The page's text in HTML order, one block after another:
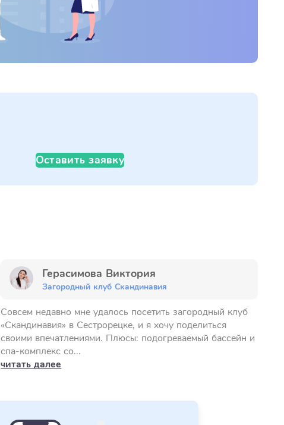
Оставить заявку
Герасимова Виктория
Загородный клуб Скандинавия
Совсем недавно мне удалось посетить загородный клуб
«Скандинавия» в Сестрорецке, и я хочу поделиться
своими впечатлениями. Плюсы: подогреваемый бассейн и
спа-комплекс со...
читать далее